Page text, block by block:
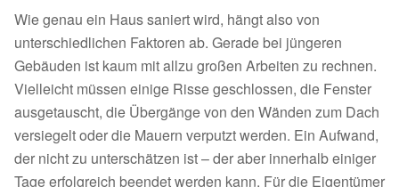
Wie genau ein Haus saniert wird, hängt also von
unterschiedlichen Faktoren ab. Gerade bei jüngeren
Gebäuden ist kaum mit allzu großen Arbeiten zu rechnen.
Vielleicht müssen einige Risse geschlossen, die Fenster
ausgetauscht, die Übergänge von den Wänden zum Dach
versiegelt oder die Mauern verputzt werden. Ein Aufwand,
der nicht zu unterschätzen ist – der aber innerhalb einiger
Tage erfolgreich beendet werden kann. Für die Eigentümer